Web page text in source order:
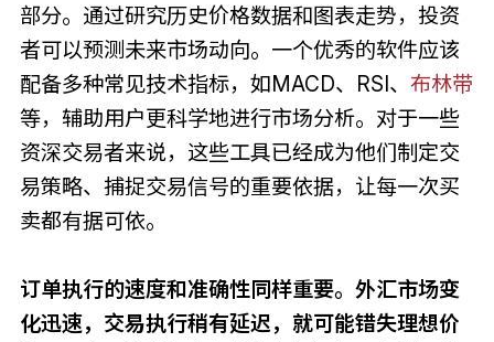
部分。通过研究历史价格数据和图表走势，投资
者可以预测未来市场动向。一个优秀的软件应该
配备多种常见技术指标，如MACD、RSI、 布林带
等，辅助用户更科学地进行市场分析。对于一些
资深交易者来说，这些工具已经成为他们制定交
易策略、捕捉交易信号的重要依据，让每一次买
卖都有据可依。
订单执行的速度和准确性同样重要。外汇市场变
化迅速，交易执行稍有延迟，就可能错失理想价